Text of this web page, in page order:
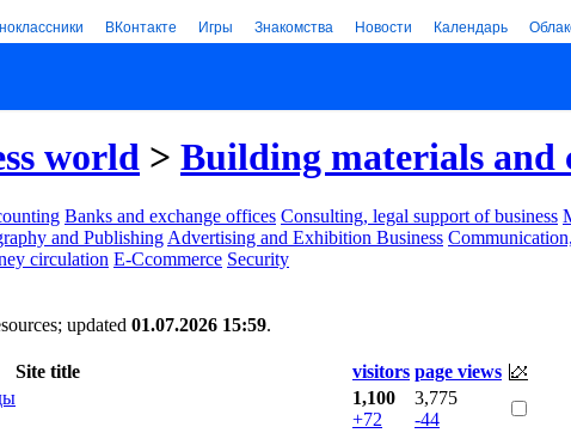
ВКонтакте Игры Знакомства Новости Календарь
world > Building materials and
Banks and exchange offices Consulting, legal support of business
and Publishing Advertising and Exhibition Business
circulation E-Ccommerce Security
updated 01.07.2026 15:59.
Site title visitors page views
1,100
+72
3,775
-44